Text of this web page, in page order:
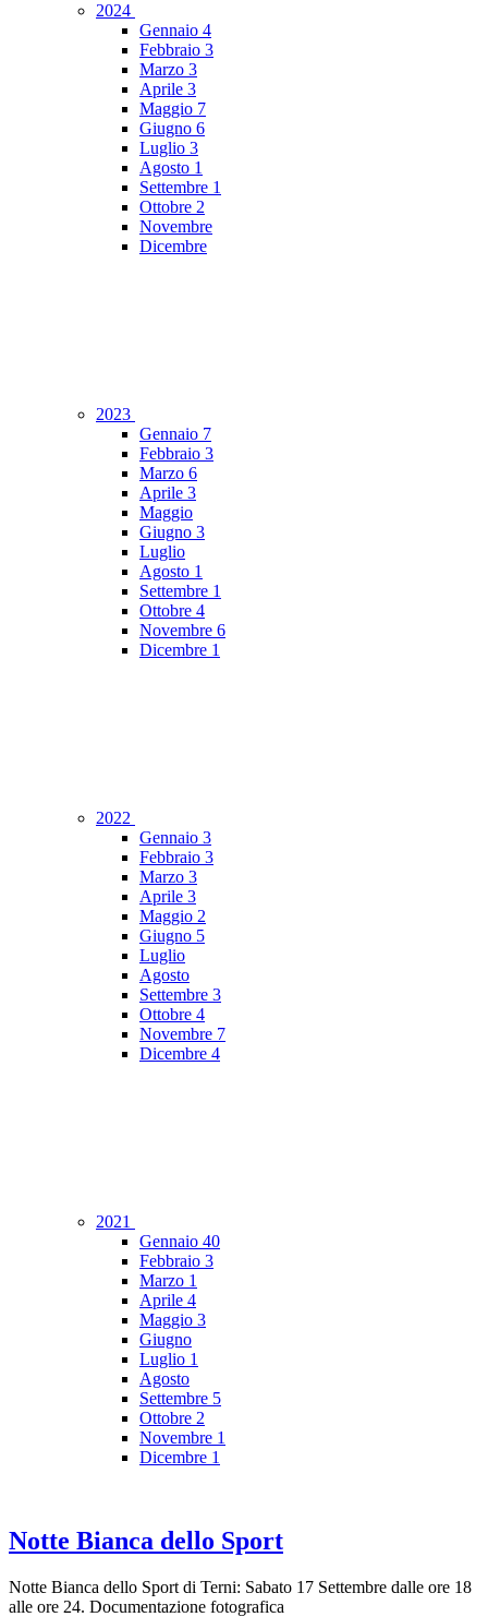
2024
Gennaio 4
Febbraio 3
Marzo 3
Aprile 3
Maggio 7
Giugno 6
Luglio 3
Agosto 1
Settembre 1
Ottobre 2
Novembre
Dicembre
2023
Gennaio 7
Febbraio 3
Marzo 6
Aprile 3
Maggio
Giugno 3
Luglio
Agosto 1
Settembre 1
Ottobre 4
Novembre 6
Dicembre 1
2022
Gennaio 3
Febbraio 3
Marzo 3
Aprile 3
Maggio 2
Giugno 5
Luglio
Agosto
Settembre 3
Ottobre 4
Novembre 7
Dicembre 4
2021
Gennaio 40
Febbraio 3
Marzo 1
Aprile 4
Maggio 3
Giugno
Luglio 1
Agosto
Settembre 5
Ottobre 2
Novembre 1
Dicembre 1
Notte Bianca dello Sport
Notte Bianca dello Sport di Terni: Sabato 17 Settembre dalle ore 18
alle ore 24. Documentazione fotografica